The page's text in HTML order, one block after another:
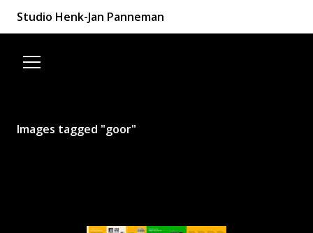
Studio Henk-Jan Panneman
Images tagged "goor"